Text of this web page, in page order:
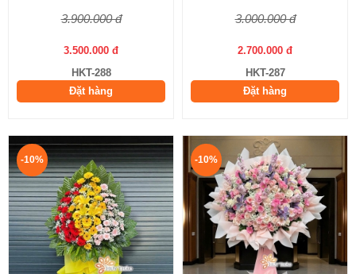
3.900.000 đ
3.500.000 đ
HKT-288
Đặt hàng
3.000.000 đ
2.700.000 đ
HKT-287
Đặt hàng
-10% -10%